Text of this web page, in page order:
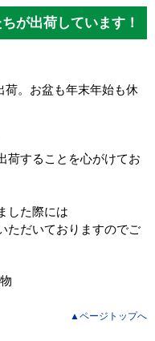
が出荷しています！
荷することを心がけてお
した際には
ただいておりますのでご
▲ページトップへ